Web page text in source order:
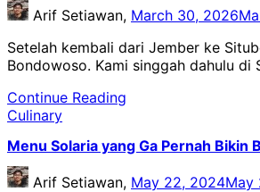
Arif Setiawan, March 30, 2026
Setelah kembali dari Jember ke
Bondowoso. Kami singgah dahulu di
Continue Reading
Culinary
Menu Solaria yang Ga Pernah Bikin
Arif Setiawan, May 22, 2024May